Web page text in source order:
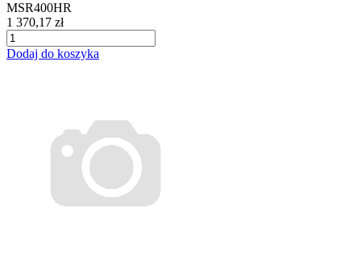
MSR400HR
1 370,17 zł
Dodaj do koszyka